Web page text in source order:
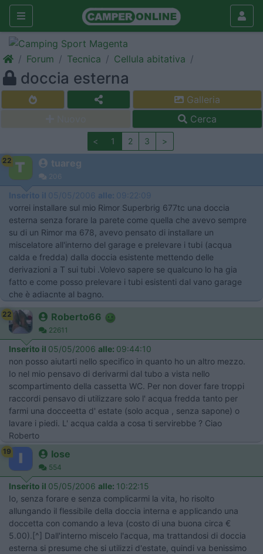
Forum Tecnica Cellula abitativa
doccia esterna
Galleria
Cerca
< 1 2 3 >
22 tuareg
206
Inserito il 05/05/2006 alle: 09:22:09
vorrei installare sul mio Rimor Superbrig 677tc una doccia
esterna senza forare la parete come quella che avevo sempre
su di un Rimor ma 678, avevo pensato di installare un
miscelatore all'interno del garage e prelevare i tubi (acqua
calda e fredda) dalla doccia esistente mettendo delle
derivazioni a T sui tubi .Volevo sapere se qualcuno lo ha gia
fatto e come posso prelevare i tubi esistenti dal vano garage
che è adiacnte al bagno.
22 Roberto66
22611
Inserito il 05/05/2006 alle: 09:44:10
non posso aiutarti nello specifico in quanto ho un altro mezzo.
Io nel mio pensavo di derivarmi dal tubo a vista nello
scompartimento della cassetta WC. Per non dover fare troppi
raccordi pensavo di utilizzare solo l' acqua fredda tanto per
farmi una docceetta d' estate (solo acqua , senza sapone) o
lavare i piedi. L' acqua calda a cosa ti servirebbe ? Ciao
Roberto
19 Iose
554
Inserito il 05/05/2006 alle: 10:22:15
Io, senza forare e senza complicarmi la vita, ho risolto
allungando il flessibile della doccia interna e applicando una
doccetta con comando a leva (costo di una buona circa €
5.00).[^] Dall'interno miscelo l'acqua, ma trattandosi di doccia
esterna si presume che si utilizzi d'estate, quindi va benissimo